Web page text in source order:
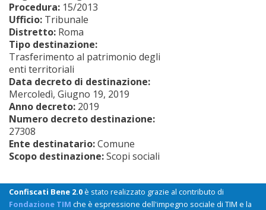
Procedura: 15/2013
Ufficio: Tribunale
Distretto: Roma
Tipo destinazione:
Trasferimento al patrimonio degli
enti territoriali
Data decreto di destinazione:
Mercoledì, Giugno 19, 2019
Anno decreto: 2019
Numero decreto destinazione:
27308
Ente destinatario:Comune
Scopo destinazione:Scopi sociali
Confiscati Bene 2.0è stato realizzato grazie al contributo di
Fondazione TIM che è espressione dell'impegno sociale di TIM e la